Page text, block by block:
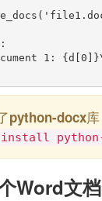
python-docx
Word文档